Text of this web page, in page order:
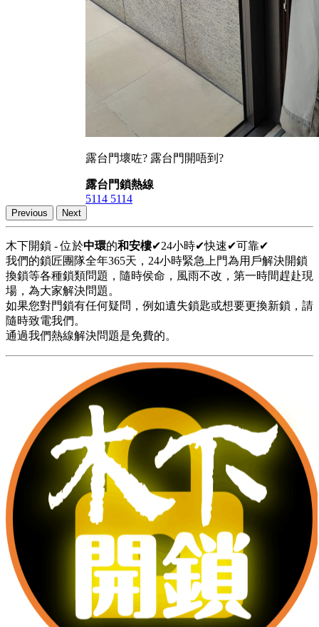
露台門壞咗? 露台門開唔到?
露台門鎖熱線
5114 5114
Previous Next
木下開鎖 - 位於中環的和安樓✔24小時✔快速✔可靠✔
我們的鎖匠團隊全年365天，24小時緊急上門為用戶解決開鎖
換鎖等各種鎖類問題，隨時侯命，風雨不改，第一時間趕赴現
場，為大家解決問題。
如果您對門鎖有任何疑問，例如遺失鎖匙或想要更換新鎖，請
隨時致電我們。
通過我們熱線解決問題是免費的。